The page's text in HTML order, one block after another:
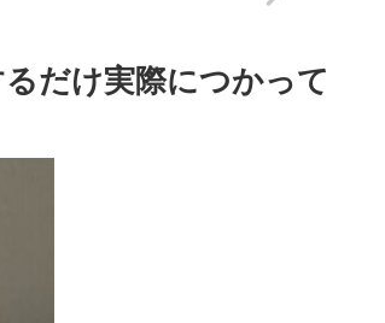
だけ実際につかって